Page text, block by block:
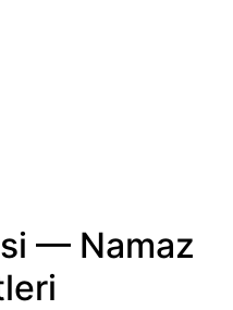
— Namaz